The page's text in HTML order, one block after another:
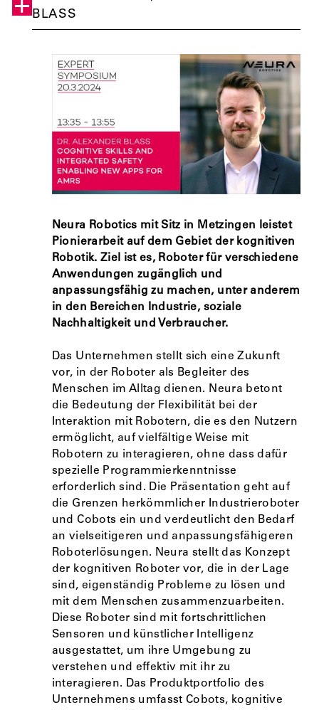
BLASS
Neura Robotics mit Sitz in Metzingen leistet
Pionierarbeit auf dem Gebiet der kognitiven
Robotik. Ziel ist es, Roboter für verschiedene
Anwendungen zugänglich und
anpassungsfähig zu machen, unter anderem
in den Bereichen Industrie, soziale
Nachhaltigkeit und Verbraucher.
Das Unternehmen stellt sich eine Zukunft
vor, in der Roboter als Begleiter des
Menschen im Alltag dienen. Neura betont
die Bedeutung der Flexibilität bei der
Interaktion mit Robotern, die es den Nutzern
ermöglicht, auf vielfältige Weise mit
Robotern zu interagieren, ohne dass dafür
spezielle Programmierkenntnisse
erforderlich sind. Die Präsentation geht auf
die Grenzen herkömmlicher Industrieroboter
und Cobots ein und verdeutlicht den Bedarf
an vielseitigeren und anpassungsfähigeren
Roboterlösungen. Neura stellt das Konzept
der kognitiven Roboter vor, die in der Lage
sind, eigenständig Probleme zu lösen und
mit dem Menschen zusammenzuarbeiten.
Diese Roboter sind mit fortschrittlichen
Sensoren und künstlicher Intelligenz
ausgestattet, um ihre Umgebung zu
verstehen und effektiv mit ihr zu
interagieren. Das Produktportfolio des
Unternehmens umfasst Cobots, kognitive